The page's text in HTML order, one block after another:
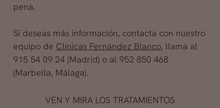
pena.
Si deseas más información, contacta con nuestro
equipo de Clínicas Fernández Blanco, llama al
915 54 09 24 (Madrid) o al 952 850 468
(Marbella, Málaga).
VEN Y MIRA LOS TRATAMIENTOS